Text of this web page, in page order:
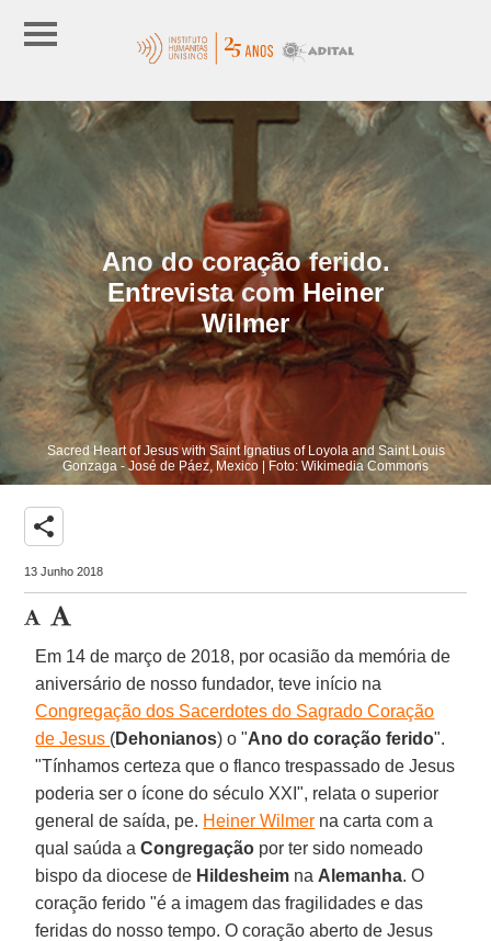
Ano do coração ferido.
Entrevista com Heiner
Wilmer
Sacred Heart of Jesus with Saint Ignatius of Loyola and Saint Louis
Gonzaga - José de Páez, Mexico | Foto: Wikimedia Commons
share
13 Junho 2018
Em 14 de março de 2018, por ocasião da memória de
aniversário de nosso fundador, teve início na
Congregação dos Sacerdotes do Sagrado Coração
de Jesus (Dehonianos) o "Ano do coração ferido".
"Tínhamos certeza que o flanco trespassado de Jesus
poderia ser o ícone do século XXI", relata o superior
general de saída, pe. Heiner Wilmer na carta com a
qual saúda aCongregação por ter sido nomeado
bispo da diocese de Hildesheim na Alemanha. O
coração ferido "é a imagem das fragilidades e das
feridas do nosso tempo. O coração aberto de Jesus